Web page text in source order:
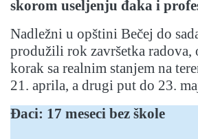
skorom useljenju đaka i
Nadležni u opštini Bečej do
produžili rok završetka radova,
korak sa realnim stanjem na
21. aprila, a drugi put do 23.
Đaci: 17 meseci bez škole